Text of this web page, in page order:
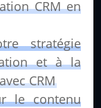
CRM en
stratégie
et à la
CRM
le contenu